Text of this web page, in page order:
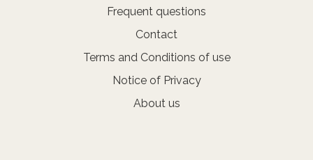
Frequent questions
Contact
Terms and Conditions of use
Notice of Privacy
About us